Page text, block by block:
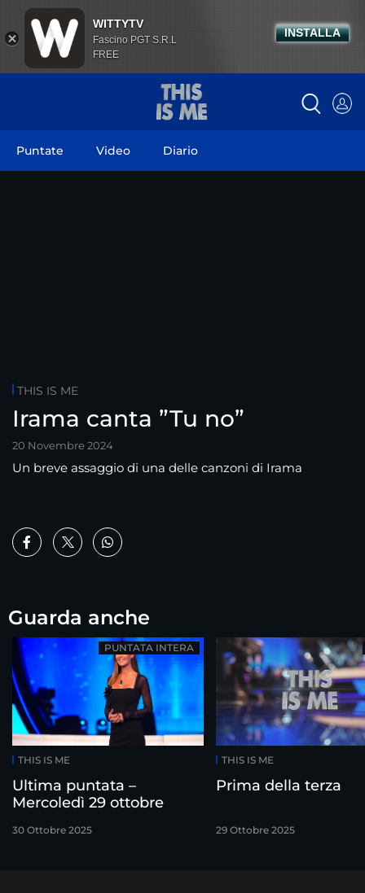
Puntate Video Diario
THIS IS ME
Irama canta ”Tu no”
20 Novembre 2024
Un breve assaggio di una delle canzoni di Irama
Guarda anche
THIS IS ME
Ultima puntata –
Mercoledì 29 ottobre
30 Ottobre 2025
PUNTATA INTERA
THIS IS ME
Prima della terza
29 Ottobre 2025
WITTYTV
Fascino PGT S.R.L
FREE
INSTALLA